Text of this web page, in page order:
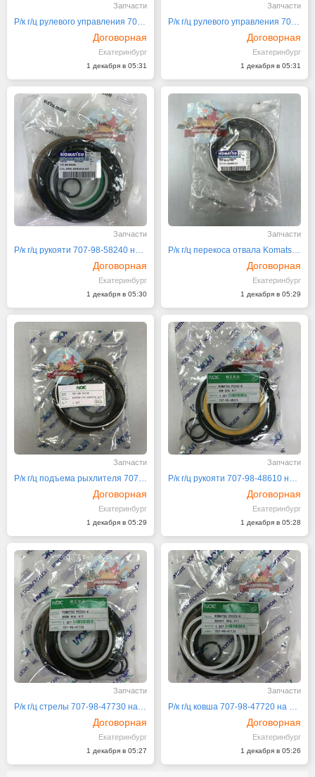
Запчасти
Договорная
Екатеринбург
1 декабря в 05:31
Запчасти
Договорная
Екатеринбург
1 декабря в 05:31
Запчасти
Договорная
Екатеринбург
1 декабря в 05:30
Запчасти
Договорная
Екатеринбург
1 декабря в 05:29
Запчасти
Договорная
Екатеринбург
1 декабря в 05:29
Запчасти
Договорная
Екатеринбург
1 декабря в 05:28
Запчасти
Договорная
Екатеринбург
1 декабря в 05:27
Запчасти
Договорная
Екатеринбург
1 декабря в 05:26